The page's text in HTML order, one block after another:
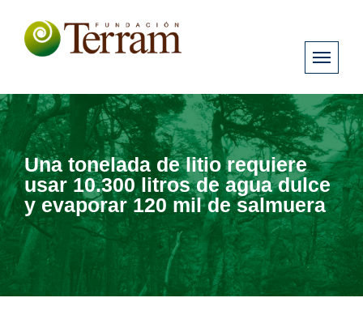
Una tonelada de litio requiere
usar 10.300 litros de agua dulce
y evaporar 120 mil de salmuera